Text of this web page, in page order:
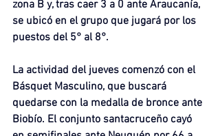
zona B y, tras caer 3 a 0 ante Araucanía,
se ubicó en el grupo que jugará por los
puestos del 5° al 8°.
La actividad del jueves comenzó con el
Básquet Masculino, que buscará
quedarse con la medalla de bronce ante
Biobío. El conjunto santacruceño cayó